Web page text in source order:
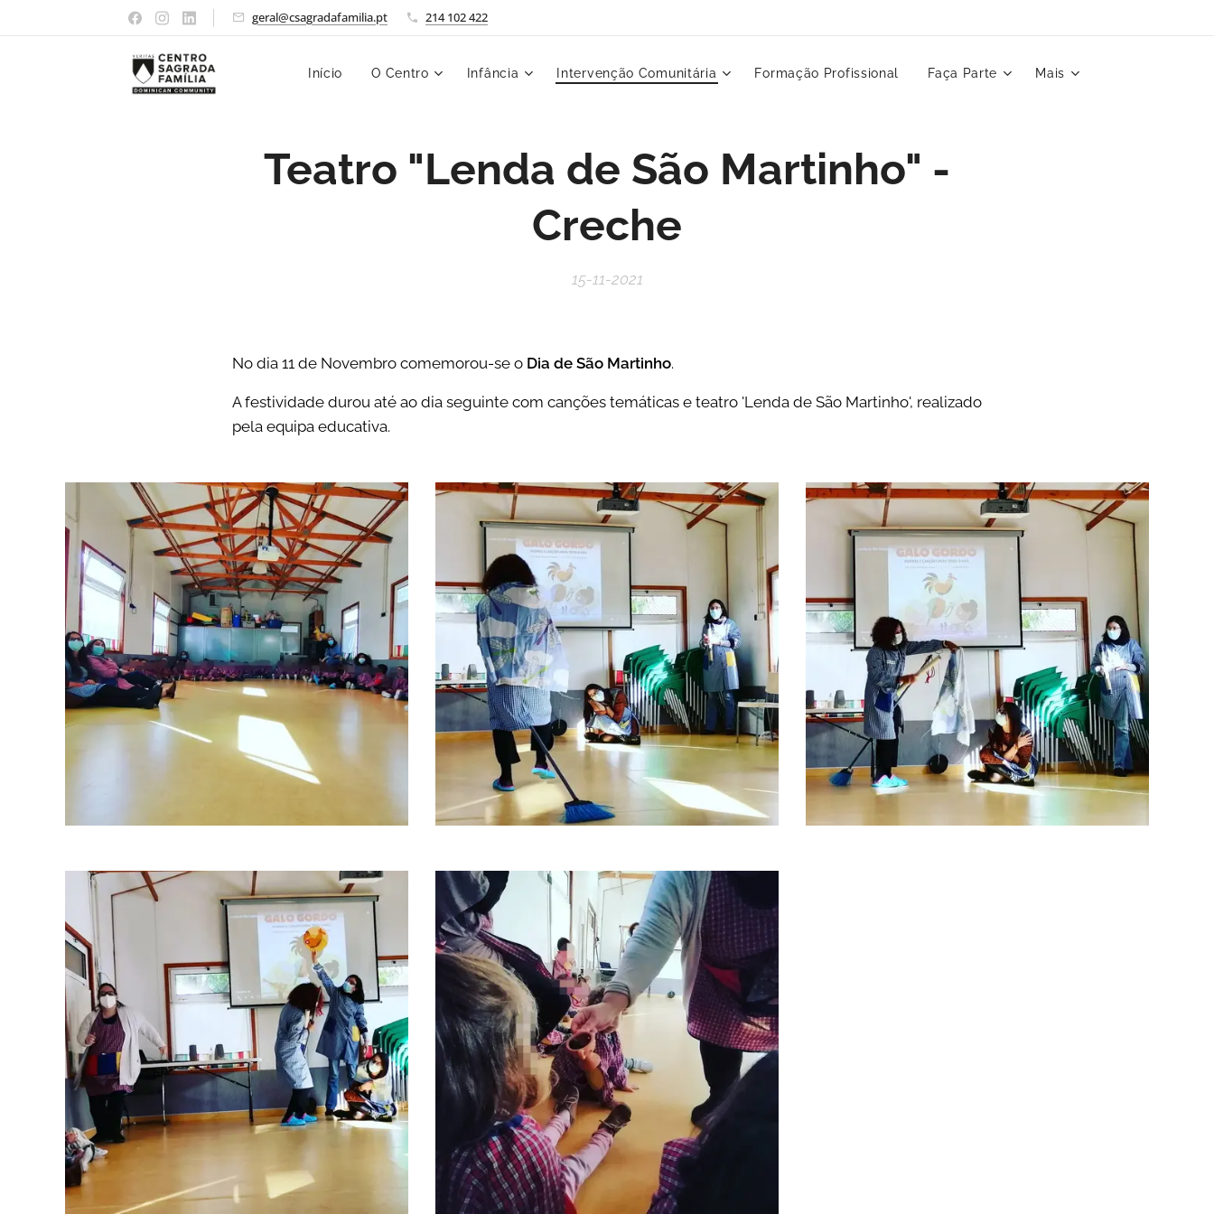
geral@csagradafamilia.pt 214 102 422
Início O Centro Infância Intervenção Comunitária Formação Profissional Faça Parte Mais
Teatro "Lenda de São Martinho" -
Creche
15-11-2021
No dia 11 de Novembro comemorou-se o Dia de São Martinho.
A festividade durou até ao dia seguinte com canções temáticas e teatro 'Lenda de São Martinho', realizado
pela equipa educativa.